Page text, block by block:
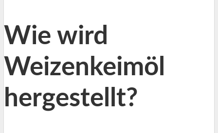
Wie wird
Weizenkeimöl
hergestellt?